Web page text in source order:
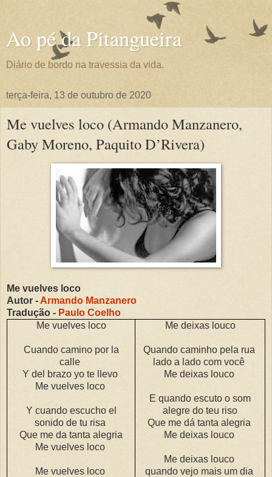
Ao pé da Pitangueira
Diário de bordo na travessia da vida.
terça-feira, 13 de outubro de 2020
Me vuelves loco (Armando Manzanero,
Gaby Moreno, Paquito D’Rivera)
Me vuelves loco
Autor - Armando Manzanero
Tradução - Paulo Coelho
Me vuelves loco
Cuando camino por la
calle
Y del brazo yo te llevo
Me vuelves loco
Y cuando escucho el
sonido de tu risa
Que me da tanta alegria
Me vuelves loco
Me vuelves loco
Me deixas louco
Quando caminho pela rua
lado a lado com você
Me deixas louco
E quando escuto o som
alegre do teu riso
Que me dá tanta alegria
Me deixas louco
Me deixas louco
quando vejo mais um dia